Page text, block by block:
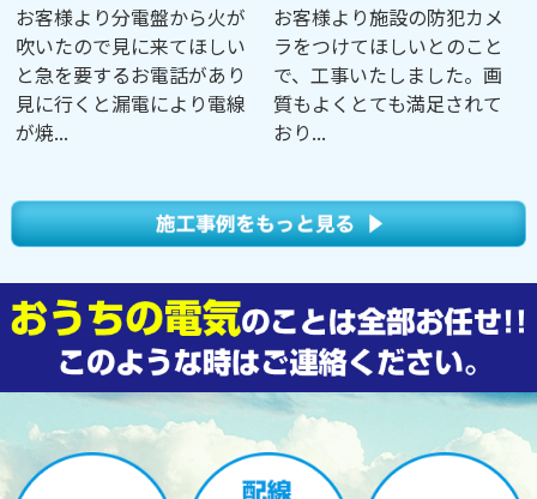
お客様より分電盤から火が
吹いたので見に来てほしい
と急を要するお電話があり
見に行くと漏電により電線
が焼...
お客様より施設の防犯カメ
ラをつけてほしいとのこと
で、工事いたしました。画
質もよくとても満足されて
おり...